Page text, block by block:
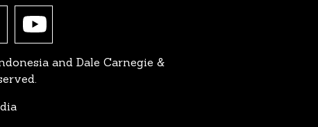
and Dale Carnegie &